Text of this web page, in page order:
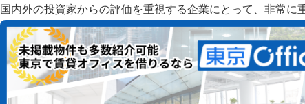
国内外の投資家からの評価を重視する企業にとって、非常に